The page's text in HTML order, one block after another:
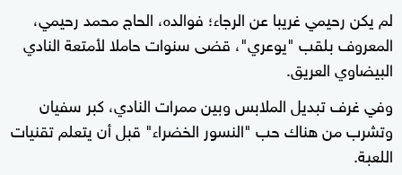
لم يكن رحيمي غريبا عن الرجاء؛ فوالده، الحاج محمد رحيمي،
المعروف بلقب "يوعري"، قضى سنوات حاملا لأمتعة النادي
البيضاوي العريق.
وفي غرف تبديل الملابس وبين ممرات النادي، كبر سفيان
وتشرب من هناك حب "النسور الخضراء" قبل أن يتعلم تقنيات
اللعبة.